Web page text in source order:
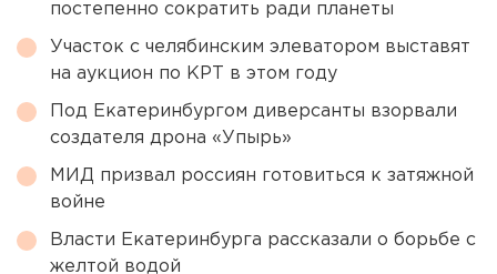
постепенно сократить ради планеты
Участок с челябинским элеватором выставят
на аукцион по КРТ в этом году
Под Екатеринбургом диверсанты взорвали
создателя дрона «Упырь»
МИД призвал россиян готовиться к затяжной
войне
Власти Екатеринбурга рассказали о борьбе с
желтой водой